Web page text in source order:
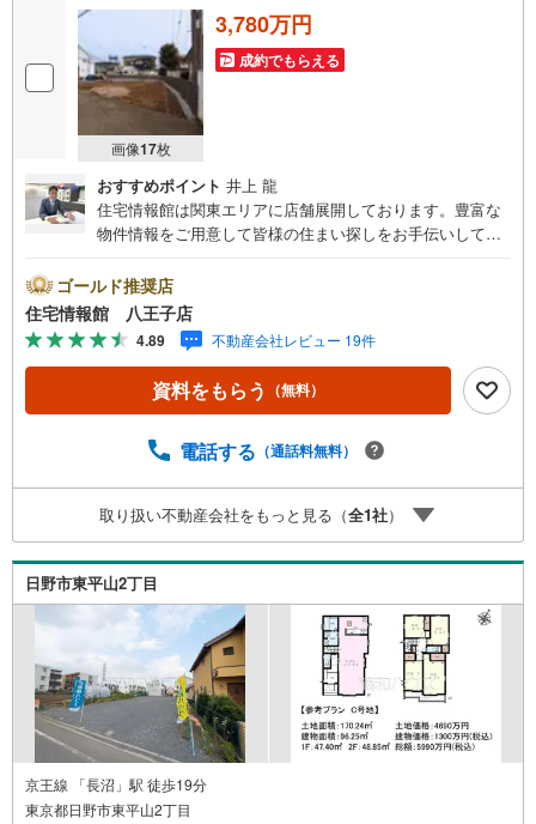
画像17枚
3,780万円
成約でもらえる
おすすめポイント 井上 龍
住宅情報館は関東エリアに店舗展開しております。豊富な
物件情報をご用意して皆様の住まい探しをお手伝いしてお
さい。【営業時間 10:00～19:00 火曜・水曜（祝日の場
合は営業いたします）】「資料請求」「内覧」のお問い合
わせは上記時間内ですとスムーズにご対応が可能です。ス
タッフ一同お客様のお問合せをお待ちしております。【住
宅ローン相談会】開催中無理のない住宅ローンの試算やご
購入の際にかかる諸費用の概算も行っております。しっか
気軽にご相談ください。お客様第一主義をモット-にお引越
実に努めさせて頂きます。住宅情報館にお越し頂けたら、
物件のご紹介だけではなく、お住まいの疑問、不安、お家
の事ならなんでもご相談いただけます。お客様の要望をお
伺いしながら誠心誠意、全力でサポートさせて頂きます。
お客様一人一人に合わせたライフプランのご提案をさせて
いただきます。お気軽にご相談ください。
ゴールド推奨店
住宅情報館 八王子店
4.89 不動産会社レビュー 19件
資料をもらう （無料）
電話する （通話料無料）
取り扱い不動産会社をもっと見る（全1社）
日野市東平山2丁目
京王線 「長沼」駅 徒歩19分
東京都日野市東平山2丁目